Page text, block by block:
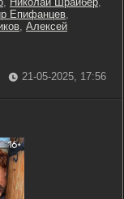
Епифанцев,
, Алексей
21-05-2025, 17:56